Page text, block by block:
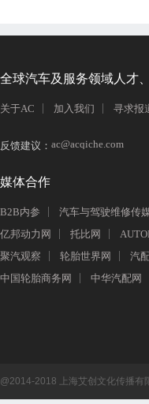
全球汽车及服务领域人才
关于AC 加入我们 寻求报
反馈建议： ac@acqiche.com
媒体合作
B2B内参 汽车与驾驶维修传
亿邦动力网
托比网
聚汽观察
轮胎世界网 汽
中国轮胎商务网
中华汽配网
@2014-2018 上海艾创文化传播有